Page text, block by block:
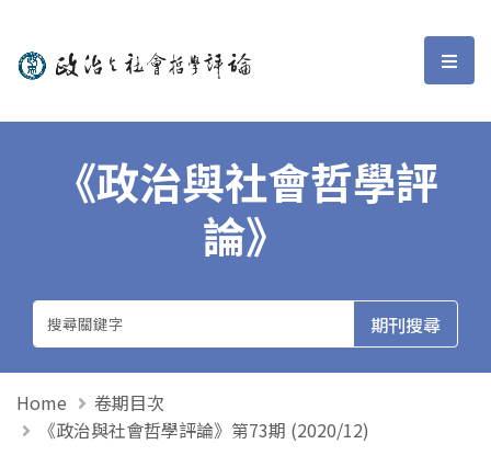
政治與社會哲學評論 選
《政治與社會哲學評
論》
Home
卷期目次
《政治與社會哲學評論》第73期 (2020/12)